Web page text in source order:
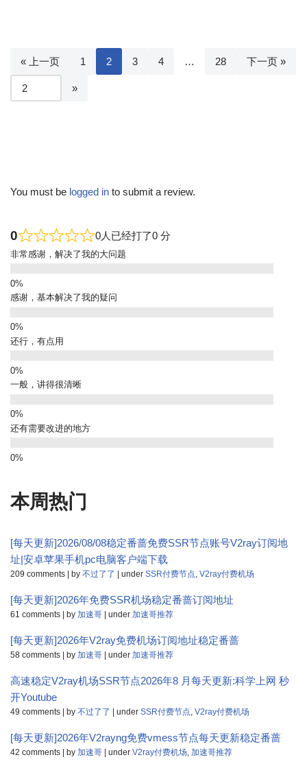
« 上一页 1 2 3 4 … 28 下一页 »
You must be logged in to submit a review.
0 0人已经打了0 分
非常感谢，解决了我的大问题
感谢，基本解决了我的疑问
还行，有点用
一般，讲得很清晰
还有需要改进的地方
本周热门
[每天更新]2026/08/08稳定番蔷免费SSR节点账号V2ray订阅地
址|安卓苹果手机pc电脑客户端下载
209 comments | by 不过了了 | under SSR付费节点 V2ray付费机场
[每天更新]2026年免费SSR机场稳定番蔷订阅地址
61 comments | by 加速哥 | under 加速哥推荐
[每天更新]2026年V2ray免费机场订阅地址稳定番蔷
58 comments | by 加速哥 | under 加速哥推荐
高速稳定V2ray机场SSR节点2026年8 月每天更新:科学上网 秒
开Youtube
49 comments | by 不过了了 | under SSR付费节点 V2ray付费机场
[每天更新]2026年V2rayng免费vmess节点每天更新稳定番蔷
42 comments | by 加速哥 | under V2ray付费机场 加速哥推荐